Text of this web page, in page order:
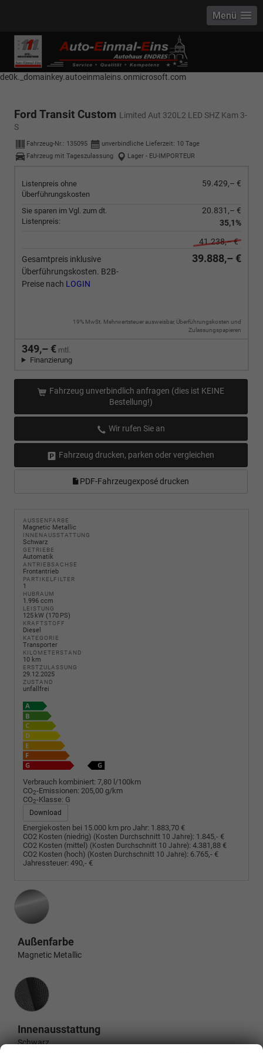
------------ Host Name : selector1._domainkey Points to address or value:
selector1-aee-de0k._domainkey.autoeinmaleins.onmicrosoft.com Host
Name : selector2._domainkey Points to address or value: selector2-aee-
de0k._domainkey.autoeinmaleins.onmicrosoft.com
Menü
Ford Transit Custom Limited Aut 320L2 LED SHZ Kam 3-
S
Fahrzeug-Nr.: 135095 unverbindliche Lieferzeit: 10 Tage
Fahrzeug mit Tageszulassung
Lager - EU-IMPORTEUR
Listenpreis ohne
Überführungskosten
59.429,– €
Sie sparen im Vgl. zum dt.
Listenpreis:
20.831,– €
35,1%
41.238,– €
Gesamtpreis inklusive
Überführungskosten. B2B-
Preise nach LOGIN
39.888,– €
19% MwSt. Mehrwertsteuer ausweisbar, Überführungskosten und
Zulassungspapieren
349,– € mtl.
Finanzierung
Fahrzeug unverbindlich anfragen (dies ist KEINE
Bestellung!)
Wir rufen Sie an
Fahrzeug drucken, parken oder vergleichen
PDF-Fahrzeugexposé drucken
AUSSENFARBE
Magnetic Metallic
INNENAUSSTATTUNG
Schwarz
GETRIEBE
Automatik
ANTRIEBSACHSE
Frontantrieb
PARTIKELFILTER
1
HUBRAUM
1.996 ccm
LEISTUNG
125 kW (170 PS)
KRAFTSTOFF
Diesel
KATEGORIE
Transporter
KILOMETERSTAND
10 km
ERSTZULASSUNG
29.12.2025
ZUSTAND
unfallfrei
Verbrauch kombiniert: 7,80 l/100km
CO2-Emissionen: 205,00 g/km
CO2-Klasse: G
Download
Energiekosten bei 15.000 km pro Jahr: 1.883,70 €
CO2 Kosten (niedrig) (Kosten Durchschnitt 10 Jahre): 1.845,- €
CO2 Kosten (mittel) (Kosten Durchschnitt 10 Jahre): 4.381,88 €
CO2 Kosten (hoch) (Kosten Durchschnitt 10 Jahre): 6.765,- €
Jahressteuer: 490,- €
Außenfarbe
Magnetic Metallic
Innenausstattung
Innenausstattung
Schwarz